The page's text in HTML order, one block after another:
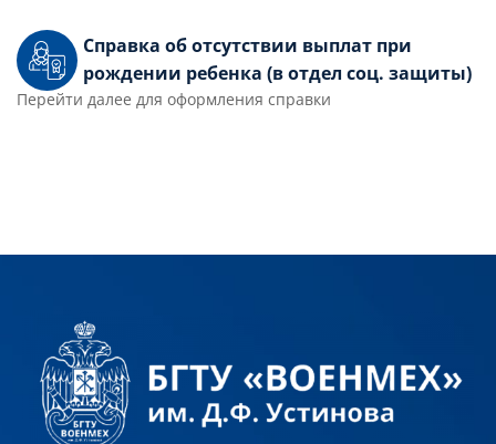
Справка об отсутствии выплат при
рождении ребенка (в отдел соц. защиты)
Перейти далее для оформления справки